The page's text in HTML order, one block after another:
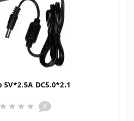
5V*2.5A DC5.0*2.1
0